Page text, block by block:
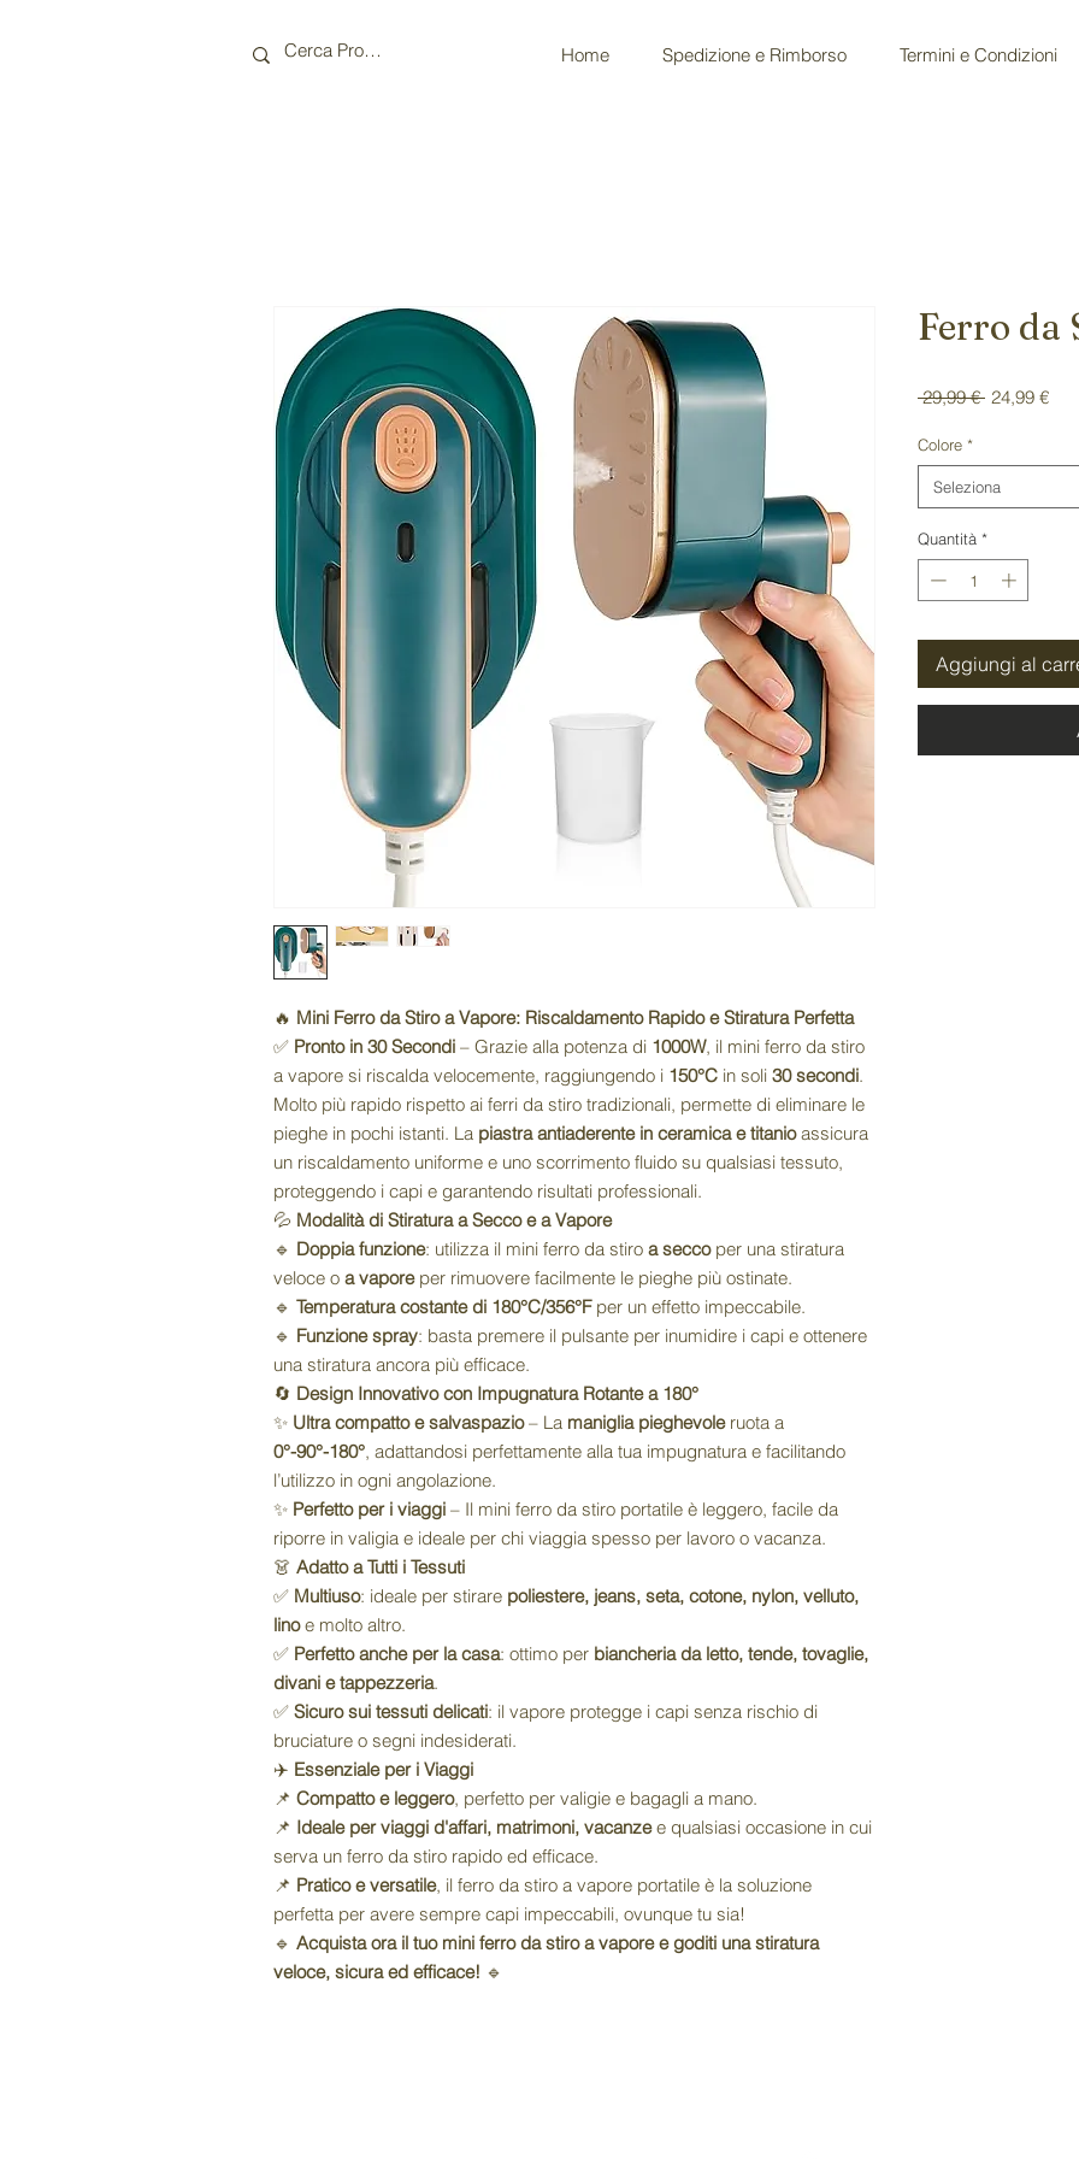
Home Spedizione e Rimborso Termini e Condizioni
🔥 Mini Ferro da Stiro a Vapore: Riscaldamento Rapido e Stiratura Perfetta
✅ Pronto in 30 Secondi – Grazie alla potenza di 1000W, il mini ferro da stiro
a vapore si riscalda velocemente, raggiungendo i 150°C in soli 30 secondi.
Molto più rapido rispetto ai ferri da stiro tradizionali, permette di eliminare le
pieghe in pochi istanti. La piastra antiaderente in ceramica e titanioassicura
un riscaldamento uniforme e uno scorrimento fluido su qualsiasi tessuto,
proteggendo i capi e garantendo risultati professionali.
💦 Modalità di Stiratura a Secco e a Vapore
🔹 Doppia funzione: utilizza il mini ferro da stiro a seccoper una stiratura
veloce o a vaporeper rimuovere facilmente le pieghe più ostinate.
🔹 Temperatura costante di 180°C/356°Fper un effetto impeccabile.
🔹 Funzione spray: basta premere il pulsante per inumidire i capi e ottenere
una stiratura ancora più efficace.
🔄 Design Innovativo con Impugnatura Rotante a 180°
✨ Ultra compatto e salvaspazio– La maniglia pieghevoleruota a
0°-90°-180°, adattandosi perfettamente alla tua impugnatura e facilitando
l’utilizzo in ogni angolazione.
✨ Perfetto per i viaggi – Il mini ferro da stiro portatile è leggero, facile da
riporre in valigia e ideale per chi viaggia spesso per lavoro o vacanza.
👗 Adatto a Tutti i Tessuti
✅ Multiuso: ideale per stirare poliestere, jeans, seta, cotone, nylon, velluto,
linoe molto altro.
✅ Perfetto anche per la casa: ottimo per biancheria da letto, tende, tovaglie,
divani e tappezzeria.
✅ Sicuro sui tessuti delicati: il vapore protegge i capi senza rischio di
bruciature o segni indesiderati.
✈️ Essenziale per i Viaggi
📌 Compatto e leggero, perfetto per valigie e bagagli a mano.
📌 Ideale per viaggi d'affari, matrimoni, vacanzee qualsiasi occasione in cui
serva un ferro da stiro rapido ed efficace.
📌 Pratico e versatile, il ferro da stiro a vapore portatile è la soluzione
perfetta per avere sempre capi impeccabili, ovunque tu sia!
🔹 Acquista ora il tuo mini ferro da stiro a vapore e goditi una stiratura
veloce, sicura ed efficace! 🔹
Ferro da
29,99 € Prezzo
24,99 €
Colore *
Seleziona
Quantità *
Aggiungi al